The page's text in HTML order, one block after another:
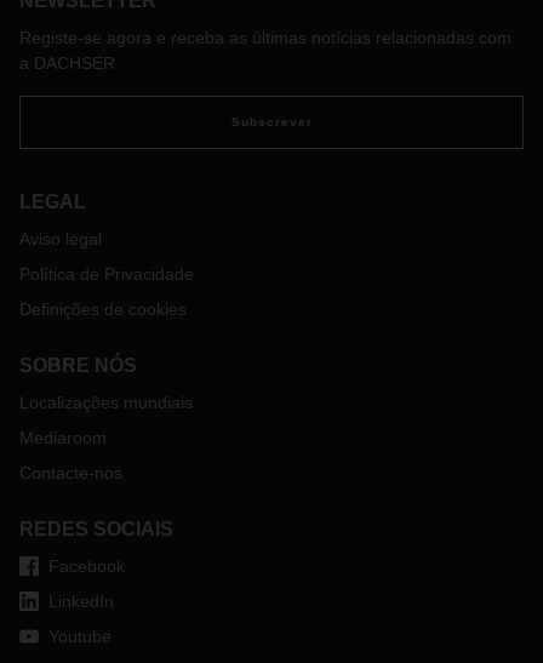
Registe-se agora e receba as últimas notícias relacionadas com
a DACHSER
Subscrever
LEGAL
Aviso legal
Política de Privacidade
Definições de cookies
SOBRE NÓS
Localizações mundiais
Mediaroom
Contacte-nos
REDES SOCIAIS
Facebook
LinkedIn
Youtube